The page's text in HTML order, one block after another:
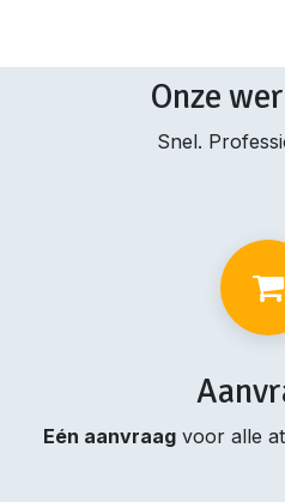
Onze
Snel.
Eén aanvraag voor alle